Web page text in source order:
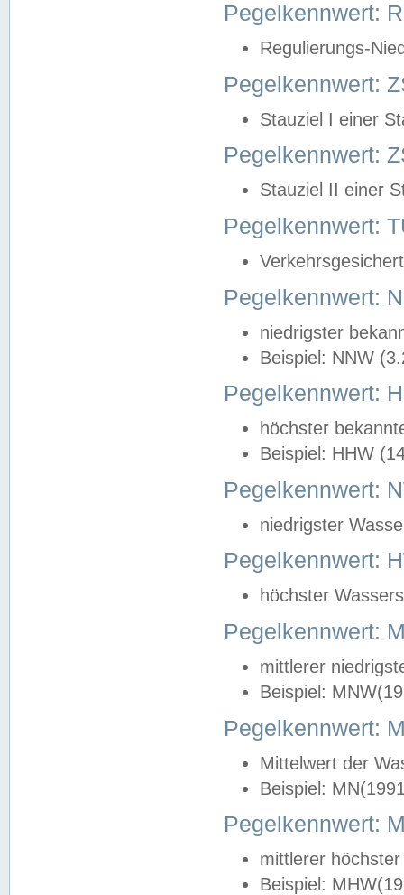
Pegelkennwert:
Regulierungs-
Pegelkennwert:
Stauziel I einer
Pegelkennwert:
Stauziel II einer
Pegelkennwert:
Pegelkennwert:
niedrigster
Beispiel: NNW
Pegelkennwert:
höchster
Beispiel: HHW
Pegelkennwert:
niedrigster
Pegelkennwert:
höchster
Pegelkennwert:
mittlerer
Beispiel:
Pegelkennwert:
Mittelwert der
Beispiel:
Pegelkennwert:
mittlerer
Beispiel: